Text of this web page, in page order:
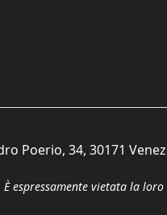
Poerio, 34, 30171
espressamente vietata la